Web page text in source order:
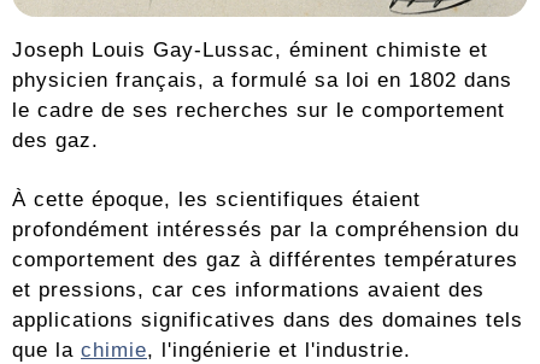
Joseph Louis Gay-Lussac, éminent chimiste et
physicien français, a formulé sa loi en 1802 dans
le cadre de ses recherches sur le comportement
des gaz.
À cette époque, les scientifiques étaient
profondément intéressés par la compréhension du
comportement des gaz à différentes températures
et pressions, car ces informations avaient des
applications significatives dans des domaines tels
que la chimie, l'ingénierie et l'industrie.